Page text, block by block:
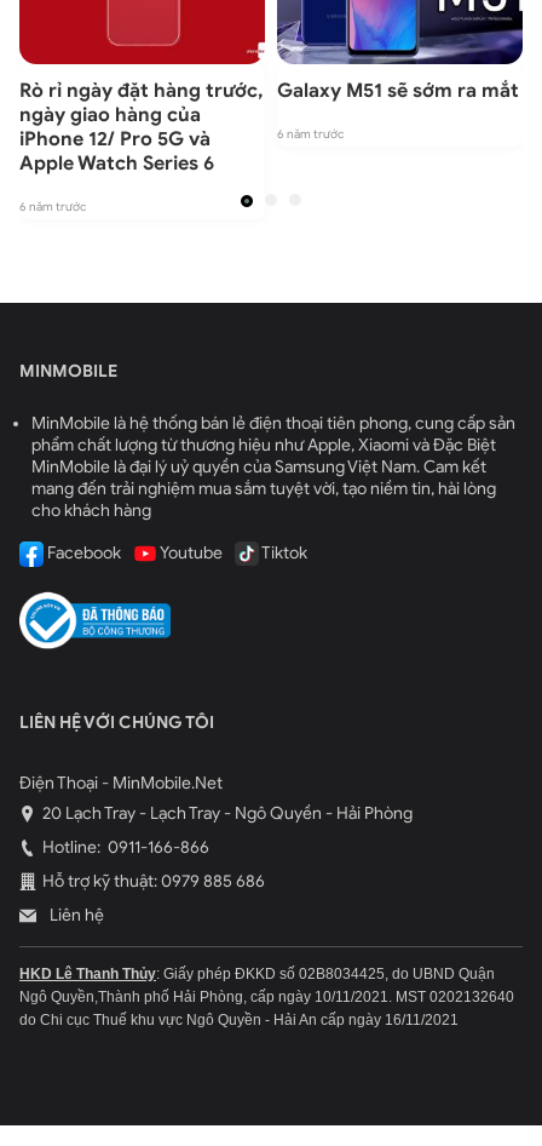
Rò rỉ ngày đặt hàng trước,
ngày giao hàng của
iPhone 12/ Pro 5G và
Apple Watch Series 6
6 năm trước
Galaxy M51 sẽ sớm ra mắt
6 năm trước
MINMOBILE
MinMobile là hệ thống bán lẻ điện thoại tiên phong, cung cấp sản
phẩm chất lượng từ thương hiệu như Apple, Xiaomi và Đặc Biệt
MinMobile là đại lý uỷ quyền của Samsung Việt Nam. Cam kết
mang đến trải nghiệm mua sắm tuyệt vời, tạo niềm tin, hài lòng
cho khách hàng
Facebook Youtube Tiktok
LIÊN HỆ VỚI CHÚNG TÔI
Điện Thoại - MinMobile.Net
20 Lạch Tray - Lạch Tray - Ngô Quyền - Hải Phòng
Hotline: 0911-166-866
Hỗ trợ kỹ thuật: 0979 885 686
Liên hệ
HKD Lê Thanh Thủy: Giấy phép ĐKKD số 02B8034425, do UBND Quận
Ngô Quyền,Thành phố Hải Phòng, cấp ngày 10/11/2021. MST 0202132640
do Chi cục Thuế khu vực Ngô Quyền - Hải An cấp ngày 16/11/2021